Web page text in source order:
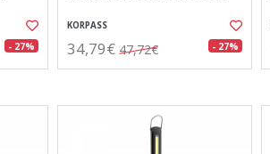
- 27%
KORPASS
34,79€ 47,72€ - 27%